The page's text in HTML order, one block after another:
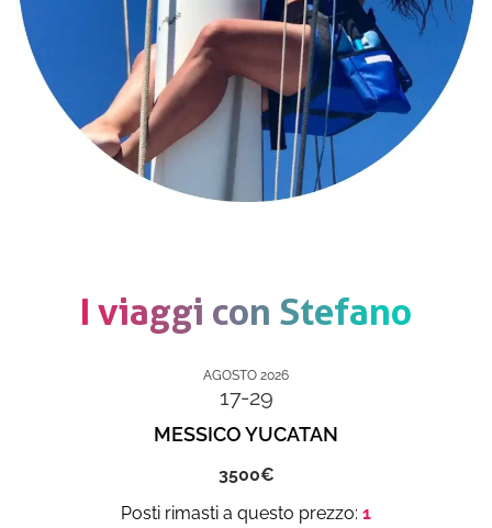
I viaggi con Stefano
AGOSTO 2026
17-29
MESSICO YUCATAN
3500
1